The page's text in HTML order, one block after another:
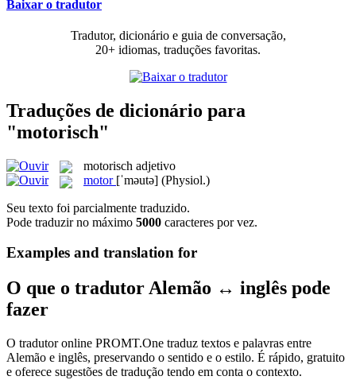
Baixar o tradutor
Tradutor, dicionário e guia de conversação,
20+ idiomas, traduções favoritas.
Traduções de dicionário para
"motorisch"
motorisch adjetivo
motor [ˈməutə] (Physiol.)
Seu texto foi parcialmente traduzido.
Pode traduzir no máximo 5000 caracteres por vez.
Examples and translation for
O que o tradutor Alemão ↔ inglês pode
fazer
O tradutor online PROMT.One traduz textos e palavras entre
Alemão e inglês, preservando o sentido e o estilo. É rápido, gratuito
e oferece sugestões de tradução tendo em conta o contexto.